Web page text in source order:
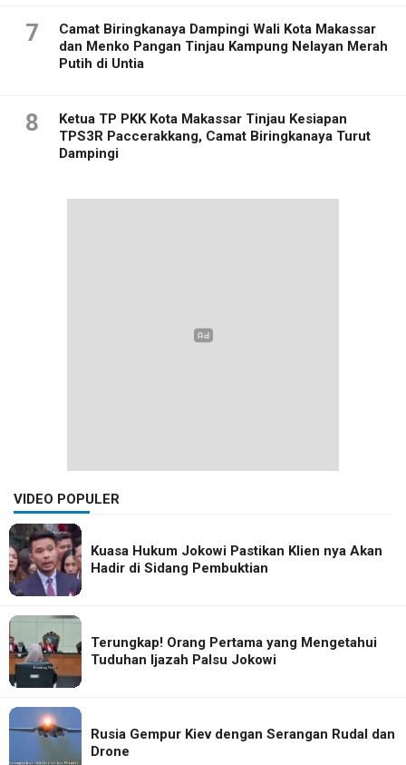
7
Camat Biringkanaya Dampingi Wali Kota Makassar
dan Menko Pangan Tinjau Kampung Nelayan Merah
Putih di Untia
8
Ketua TP PKK Kota Makassar Tinjau Kesiapan
TPS3R Paccerakkang, Camat Biringkanaya Turut
Dampingi
VIDEO POPULER
Kuasa Hukum Jokowi Pastikan Klien nya Akan
Hadir di Sidang Pembuktian
Terungkap! Orang Pertama yang Mengetahui
Tuduhan Ijazah Palsu Jokowi
Rusia Gempur Kiev dengan Serangan Rudal dan
Drone